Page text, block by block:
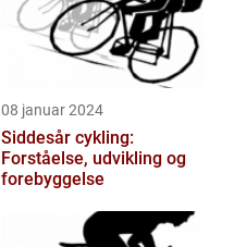
08 januar 2024
Siddesår cykling:
Forståelse, udvikling og
forebyggelse